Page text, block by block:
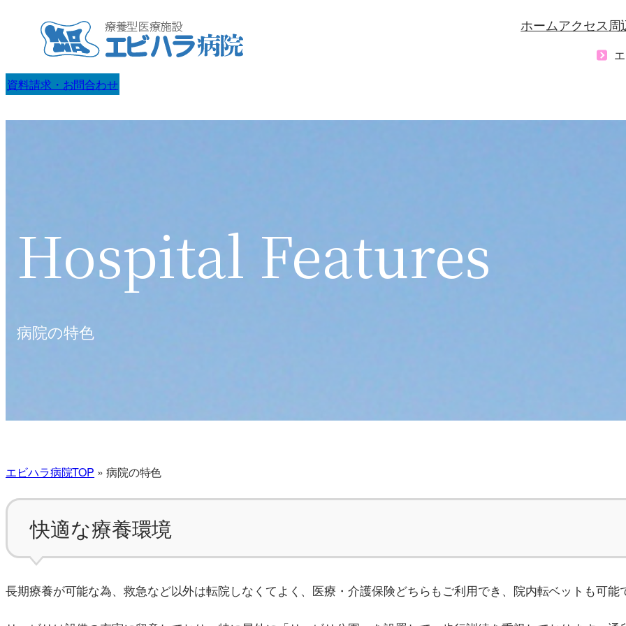
ス
キ
ホームアクセス周
資料請求・お問合わせ
Hospital Features
病院の特色
エビハラ病院TOP » 病院の特色
快適な療養環境
長期療養が可能な為、救急など以外は転院しなくてよく、医療・介護保険どちらもご利用でき、院内転ベットも可能